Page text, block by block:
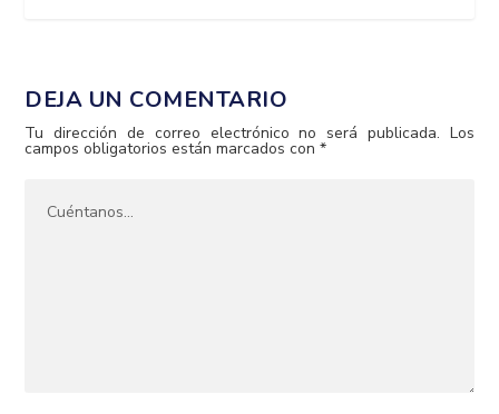
DEJA UN COMENTARIO
Tu dirección de correo electrónico no será publicada. Los
campos obligatorios están marcados con*